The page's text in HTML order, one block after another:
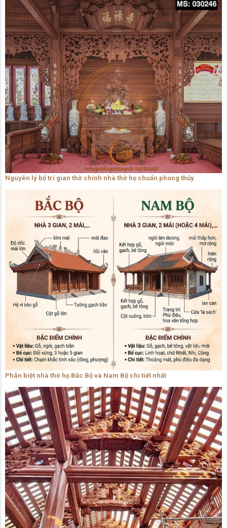
Nguyên lý bố trí gian thờ chính nhà thờ họ chuẩn phong thủy
Phân biệt nhà thờ họ Bắc Bộ và Nam Bộ chi tiết nhất